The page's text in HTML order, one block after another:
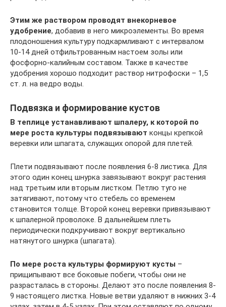
Этим же раствором проводят внекорневое
удобрение, добавив в него микроэлементы. Во время
плодоношения культуру подкармливают с интервалом
10-14 дней отфильтрованным настоем золы или
фосфорно-калийным составом. Также в качестве
удобрения хорошо подходит раствор нитрофоски – 1,5
ст. л. на ведро воды.
Подвязка и формирование кустов
В теплице устанавливают шпалеру, к которой по
мере роста культуры подвязывают концы крепкой
веревки или шпагата, служащих опорой для плетей.
Плети подвязывают после появления 6-8 листика. Для
этого один конец шнурка завязывают вокруг растения
над третьим или вторым листком. Петлю туго не
затягивают, потому что стебель со временем
становится толще. Второй конец веревки привязывают
к шпалерной проволоке. В дальнейшем плеть
периодически подкручивают вокруг вертикально
натянутого шнурка (шпагата).
По мере роста культуры формируют кусты –
прищипывают все боковые побеги, чтобы они не
разрасталась в стороны. Делают это после появления 8-
9 настоящего листка. Новые ветви удаляют в нижних 3-4